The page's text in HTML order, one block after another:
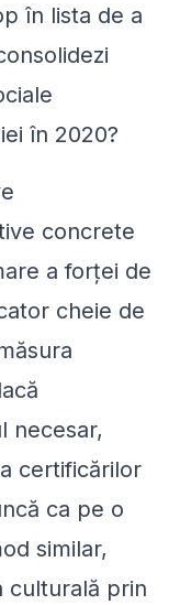
în lista de a
în 2020?
concrete
a forței de
cheie de
necesar,
certificărilor
ca pe o
similar,
culturală prin